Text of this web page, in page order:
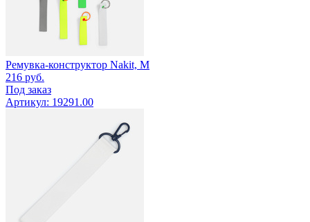
Ремувка-конструктор Nakit, M
216 руб.
Под заказ
Артикул: 19291.00